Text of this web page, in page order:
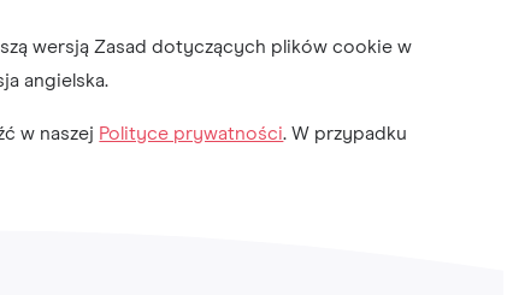
wersją Zasad dotyczących plików cookie w
angielska.
w naszej Polityce prywatności. W przypadku